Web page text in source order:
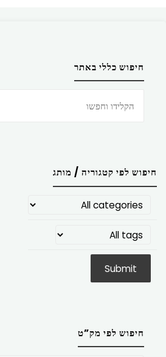
חיפוש כללי באתר
חיפוש לפי קטגוריה / מותג
חיפוש לפי מק”ט